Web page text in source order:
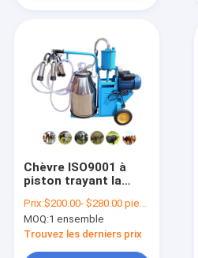
Chèvre ISO9001 à
piston trayant la
automatique de
chèvre de
l'équipement
Prix:$200.00- $280.00 piece
MOQ:1 ensemble
Trouvez les derniers prix